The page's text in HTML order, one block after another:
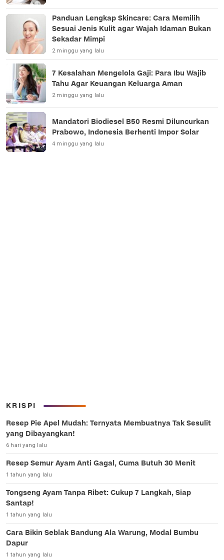
Panduan Lengkap Skincare: Cara Memilih
Sesuai Jenis Kulit agar Wajah Idaman Bukan
Sekadar Mimpi
2 minggu yang lalu
7 Kesalahan Mengelola Gaji: Para Ibu Wajib
Tahu Agar Keuangan Keluarga Aman
2 minggu yang lalu
Mandatori Biodiesel B50 Resmi Diluncurkan
Prabowo, Indonesia Berhenti Impor Solar
4 minggu yang lalu
KRISPI
Resep Pie Apel Mudah: Ternyata Membuatnya Tak Sesulit
yang Dibayangkan!
6 hari yang lalu
Resep Semur Ayam Anti Gagal, Cuma Butuh 30 Menit
1 tahun yang lalu
Tongseng Ayam Tanpa Ribet: Cukup 7 Langkah, Siap
Santap!
1 tahun yang lalu
Cara Bikin Seblak Bandung Ala Warung, Modal Bumbu
Dapur
1 tahun yang lalu